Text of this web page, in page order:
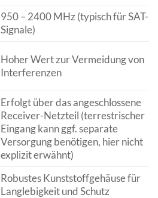
950 – 2400 MHz (typisch für SAT-
Signale)
Hoher Wert zur Vermeidung von
Interferenzen
Erfolgt über das angeschlossene
Receiver-Netzteil (terrestrischer
Eingang kann ggf. separate
Versorgung benötigen, hier nicht
explizit erwähnt)
Robustes Kunststoffgehäuse für
Langlebigkeit und Schutz